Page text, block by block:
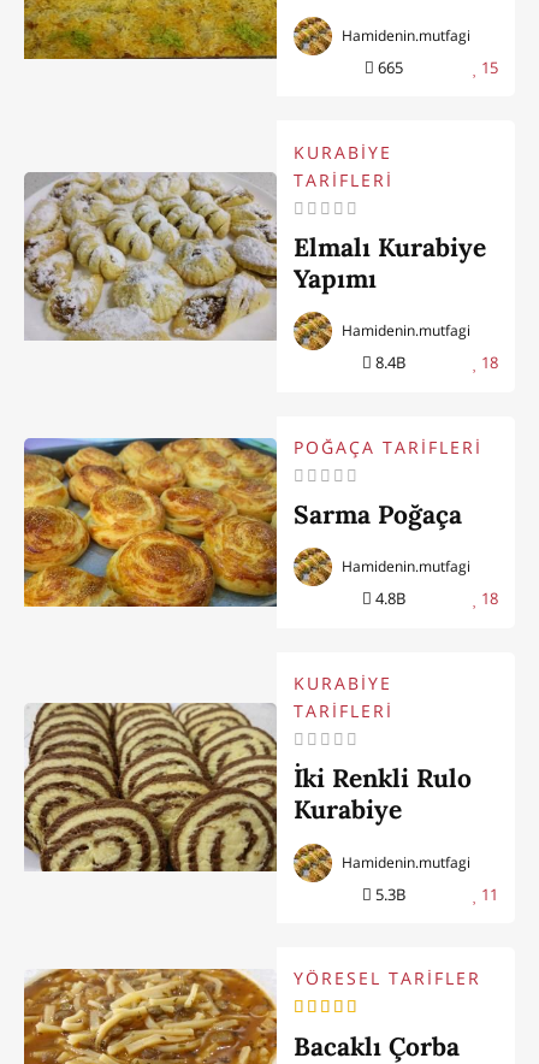
665 15
Hamidenin.mutfagi
KURABİYE
TARİFLERİ
Elmalı Kurabiye
Yapımı
8.4B 18
Hamidenin.mutfagi
POĞAÇA TARİFLERİ
Sarma Poğaça
4.8B 18
Hamidenin.mutfagi
KURABİYE
TARİFLERİ
İki Renkli Rulo
Kurabiye
5.3B 11
Hamidenin.mutfagi
YÖRESEL TARİFLER
Bacaklı Çorba